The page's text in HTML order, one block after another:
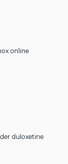
online
duloxetine